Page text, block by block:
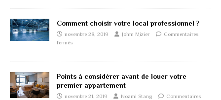
Comment choisir votre local professionnel ?
novembre 28, 2019 Johm Mizier
Commentaires
fermés
Points à considérer avant de louer votre
premier appartement
novembre 21, 2019 Noami Stang
Commentaires